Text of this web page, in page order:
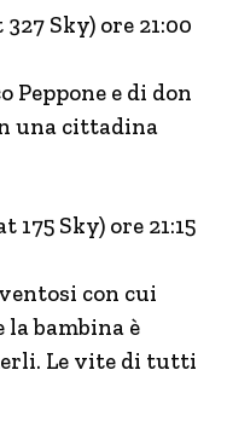
Sky) ore 21:00
Peppone e di don
una cittadina
175 Sky) ore 21:15
con cui
bambina è
Le vite di tutti